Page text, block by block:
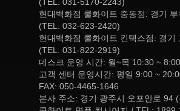
현대백화점 쿨화이트 중동점: 경기
(TEL. 032-623-2420)
현대백화점 쿨화이트 킨텍스점: 경
(TEL. 031-822-2919)
데스크 운영 시간: 월~목 10:30 ~
고객 센터 운영시간: 평일 9:00 ~
FAX: 050-4465-1646
본사 주소: 경기 광주시 오포안로 94